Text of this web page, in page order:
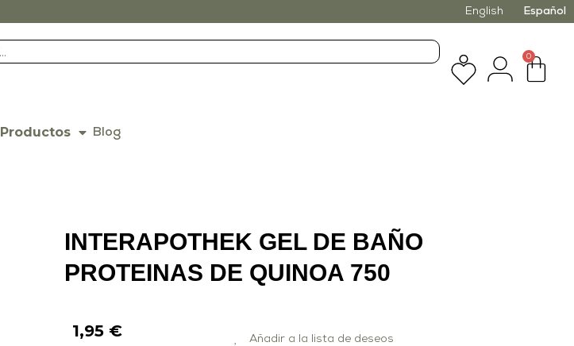
English Español
0
Productos Blog
INTERAPOTHEK GEL DE BAÑO
PROTEINAS DE QUINOA 750
1,95 € Añadir a la lista de deseos